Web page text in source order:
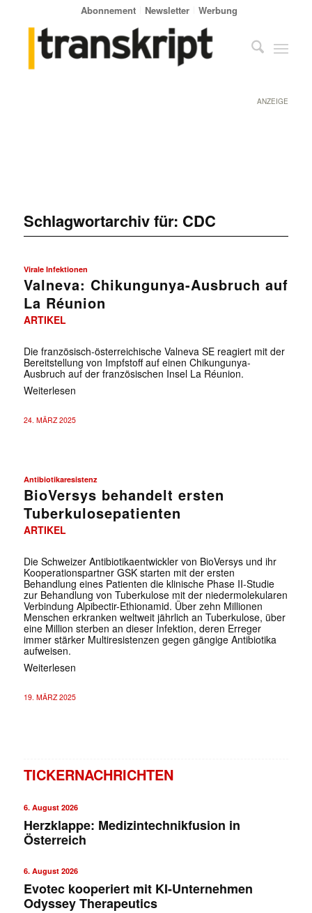
Abonnement Newsletter Werbung
ANZEIGE
Schlagwortarchiv für: CDC
Virale Infektionen
Valneva: Chikungunya-Ausbruch auf
La Réunion
ARTIKEL
Die französisch-österreichische Valneva SE reagiert mit der
Bereitstellung von Impfstoff auf einen Chikungunya-
Ausbruch auf der französischen Insel La Réunion.
Weiterlesen
24. MÄRZ 2025
Antibiotikaresistenz
BioVersys behandelt ersten
Tuberkulosepatienten
ARTIKEL
Die Schweizer Antibiotikaentwickler von BioVersys und ihr
Kooperationspartner GSK starten mit der ersten
Behandlung eines Patienten die klinische Phase II-Studie
zur Behandlung von Tuberkulose mit der niedermolekularen
Verbindung Alpibectir-Ethionamid. Über zehn Millionen
Menschen erkranken weltweit jährlich an Tuberkulose, über
eine Million sterben an dieser Infektion, deren Erreger
immer stärker Multiresistenzen gegen gängige Antibiotika
aufweisen.
Weiterlesen
19. MÄRZ 2025
TICKERNACHRICHTEN
6. August 2026
Herzklappe: Medizintechnikfusion in
Österreich
6. August 2026
Evotec kooperiert mit KI-Unternehmen
Odyssey Therapeutics